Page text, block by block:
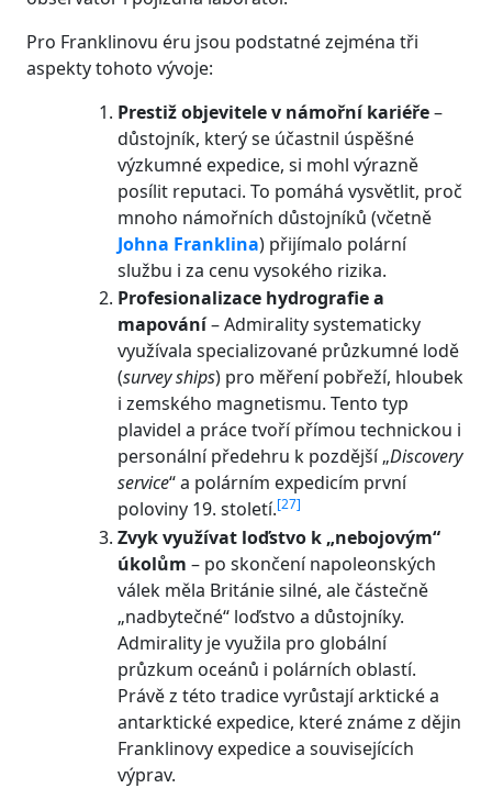
Pro Franklinovu éru jsou podstatné zejména tři
aspekty tohoto vývoje:
Prestiž objevitele v námořní kariéře–
důstojník, který se účastnil úspěšné
výzkumné expedice, si mohl výrazně
posílit reputaci. To pomáhá vysvětlit, proč
mnoho námořních důstojníků (včetně
Johna Franklina) přijímalo polární
službu i za cenu vysokého rizika.
Profesionalizace hydrografie a
mapování– Admirality systematicky
využívala specializované průzkumné lodě
(survey ships) pro měření pobřeží, hloubek
i zemského magnetismu. Tento typ
plavidel a práce tvoří přímou technickou i
personální předehru k pozdější „Discovery
service“ a polárním expedicím první
poloviny 19. století.[27]
Zvyk využívat loďstvo k „nebojovým“
úkolům – po skončení napoleonských
válek měla Británie silné, ale částečně
„nadbytečné“ loďstvo a důstojníky.
Admirality je využila pro globální
průzkum oceánů i polárních oblastí.
Právě z této tradice vyrůstají arktické a
antarktické expedice, které známe z dějin
Franklinovy expedice a souvisejících
výprav.